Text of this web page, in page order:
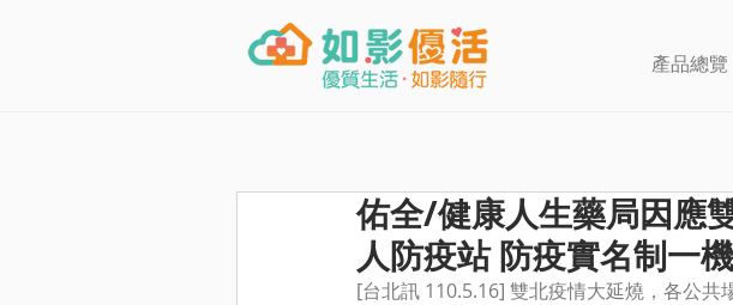
產品總覽
佑全/健康人生藥局因應
人防疫站 防疫實名制一
[台北訊 110.5.16] 雙北疫情大延燒，各公